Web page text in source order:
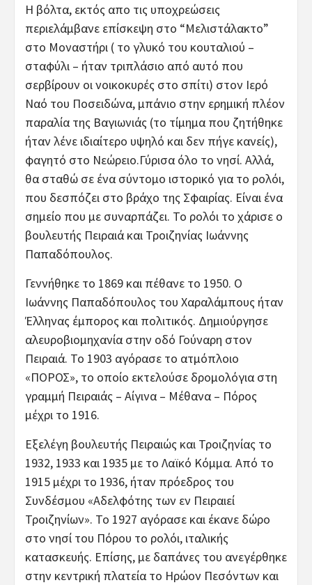
Η βόλτα, εκτός απο τις υποχρεώσεις
περιελάμβανε επίσκεψη στο “Μελιστάλακτο”
στο Μοναστήρι ( το γλυκό του κουταλιού –
σταφύλι – ήταν τριπλάσιο από αυτό που
σερβίρουν οι νοικοκυρές στο σπίτι) στον Ιερό
Ναό του Ποσειδώνα, μπάνιο στην ερημική πλέον
παραλία της Βαγιωνιάς (το τίμημα που ζητήθηκε
ήταν λένε ιδιαίτερο υψηλό και δεν πήγε κανείς),
φαγητό στο Νεώρειο.Γύρισα όλο το νησί. Αλλά,
θα σταθώ σε ένα σύντομο ιστορικό για το ρολόι,
που δεσπόζει στο βράχο της Σφαιρίας. Είναι ένα
σημείο που με συναρπάζει. Το ρολόι το χάρισε ο
βουλευτής Πειραιά και Τροιζηνίας Ιωάννης
Παπαδόπουλος.
Γεννήθηκε το 1869 και πέθανε το 1950. Ο
Ιωάννης Παπαδόπουλος του Χαραλάμπους ήταν
Έλληνας έμπορος και πολιτικός. Δημιούργησε
αλευροβιομηχανία στην οδό Γούναρη στον
Πειραιά. Το 1903 αγόρασε το ατμόπλοιο
«ΠΟΡΟΣ», το οποίο εκτελούσε δρομολόγια στη
γραμμή Πειραιάς – Αίγινα – Μέθανα – Πόρος
μέχρι το 1916.
Εξελέγη βουλευτής Πειραιώς και Τροιζηνίας το
1932, 1933 και 1935 με το Λαϊκό Κόμμα. Από το
1915 μέχρι το 1936, ήταν πρόεδρος του
Συνδέσμου «Aδελφότης των εν Πειραιεί
Τροιζηνίων». Το 1927 αγόρασε και έκανε δώρο
στο νησί του Πόρου το ρολόι, ιταλικής
κατασκευής. Επίσης, με δαπάνες του ανεγέρθηκε
στην κεντρική πλατεία το Ηρώον Πεσόντων και